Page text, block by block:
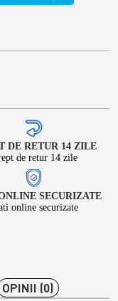
DE RETUR 14 ZILE
de retur 14 zile
SECURIZATE
online securizate
OPINII (0)